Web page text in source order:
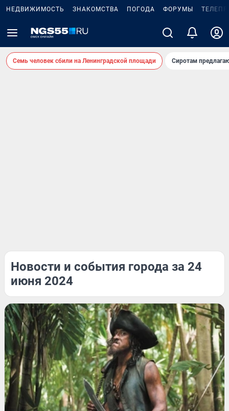
НЕДВИЖИМОСТЬ ЗНАКОМСТВА ПОГОДА ФОРУМЫ
Семь человек сбили на Ленинградской площади Сиротам
Новости и события города за 24
июня 2024